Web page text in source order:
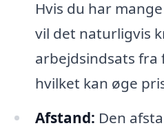
Hvis du har
vil det naturligvis
arbejdsindsats
hvilket kan øge
Afstand: Den